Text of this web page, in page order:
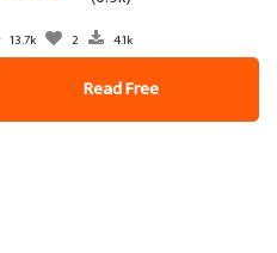
13.7k 2 4.1k
Read Free